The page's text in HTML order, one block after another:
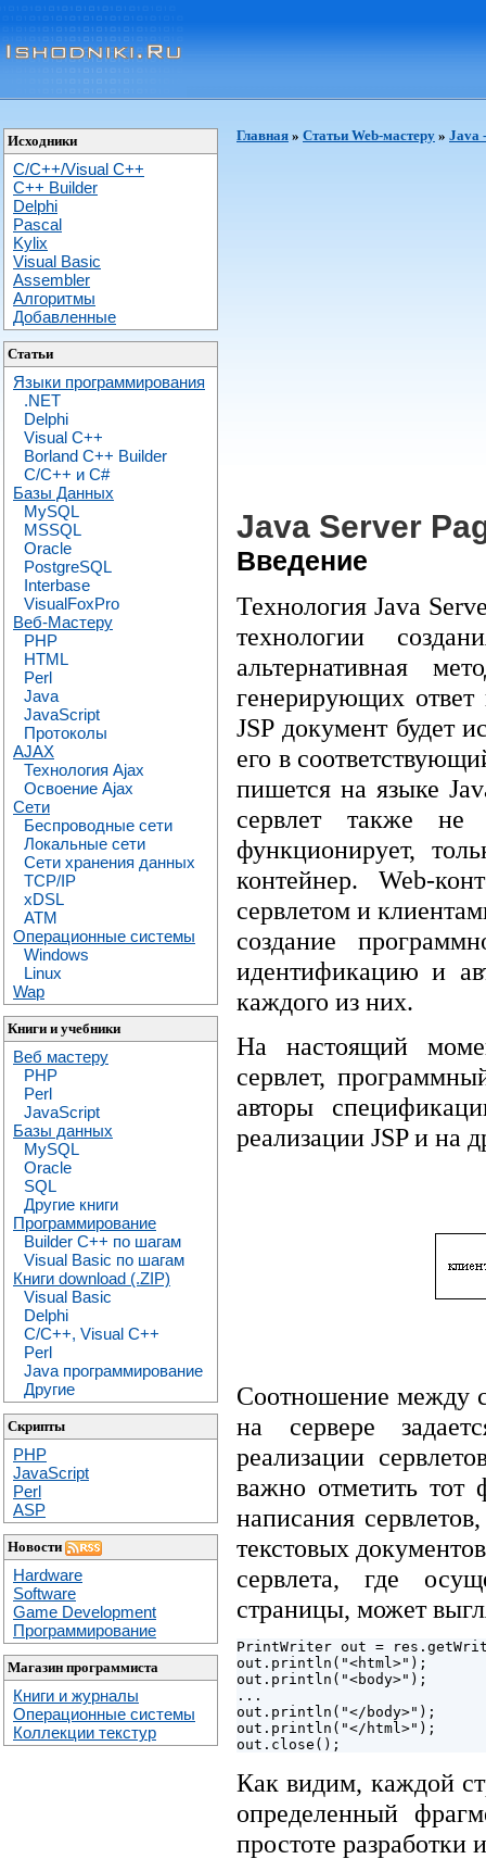
Исходники
C/C++/Visual C++
С++ Builder
Delphi
Pascal
Kylix
Visual Basic
Assembler
Алгоритмы
Добавленные
Статьи
Языки программирования
.NET
Delphi
Visual C++
Borland C++ Builder
C/С++ и C#
Базы Данных
MySQL
MSSQL
Oracle
PostgreSQL
Interbase
VisualFoxPro
Веб-Мастеру
PHP
HTML
Perl
Java
JavaScript
Протоколы
AJAX
Технология Ajax
Освоение Ajax
Сети
Беспроводные сети
Локальные сети
Сети хранения данных
TCP/IP
xDSL
ATM
Операционные системы
Windows
Linux
Wap
Книги и учебники
Веб мастеру
PHP
Perl
JavaScript
Базы данных
MySQL
Oracle
SQL
Другие книги
Программирование
Builder C++ по шагам
Visual Basic по шагам
Книги download (.ZIP)
Visual Basic
Delphi
C/C++, Visual C++
Perl
Java программирование
Другие
Скрипты
PHP
JavaScript
Perl
ASP
Новости
Hardware
Software
Game Development
Программирование
Магазин программиста
Книги и журналы
Операционные системы
Коллекции текстур
Главная » Статьи Web-мастеру » Java
Java Server
Введение
Технология Java
технологии
альтернативная
генерирующих
JSP документ будет
его в
пишется на языке
сервлет также не
функционирует,
контейнер. Web-
сервлетом и
создание
идентификацию и
каждого из них.
На настоящий
сервлет,
авторы
реализации JSP и на
Соотношение между
на сервере
реализации
важно отметить тот
написания
текстовых
сервлета, где
страницы, может
PrintWriter out =
out.println("<html>");
out.println("<body>");
...
out.println("</body>");
out.println("</html>");
Как видим, каждой
определенный
простоте